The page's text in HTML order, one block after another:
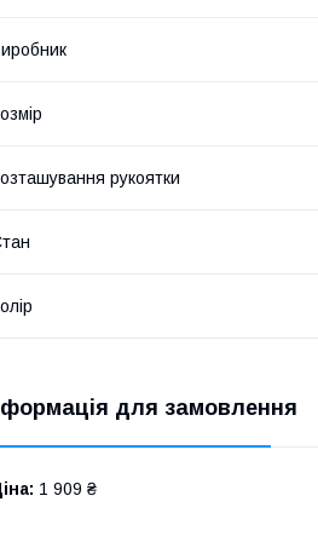
рукоятки
для замовлення
1 909 ₴